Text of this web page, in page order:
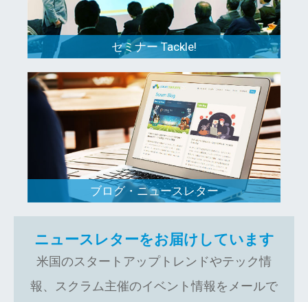
セミナー Tackle!
ブログ・ニュースレター
ニュースレターをお届けしています
米国のスタートアップトレンドやテック情
報、スクラム主催のイベント情報をメールで